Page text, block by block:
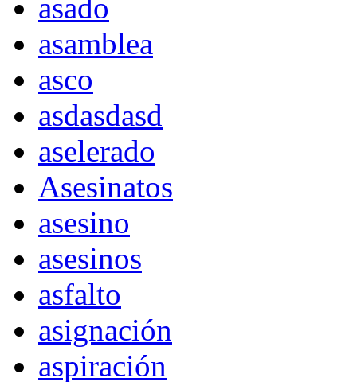
asado
asamblea
asco
asdasdasd
aselerado
Asesinatos
asesino
asesinos
asfalto
asignación
aspiración